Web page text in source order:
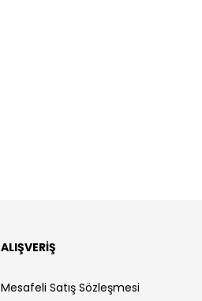
ALIŞVERİŞ
Mesafeli Satış Sözleşmesi